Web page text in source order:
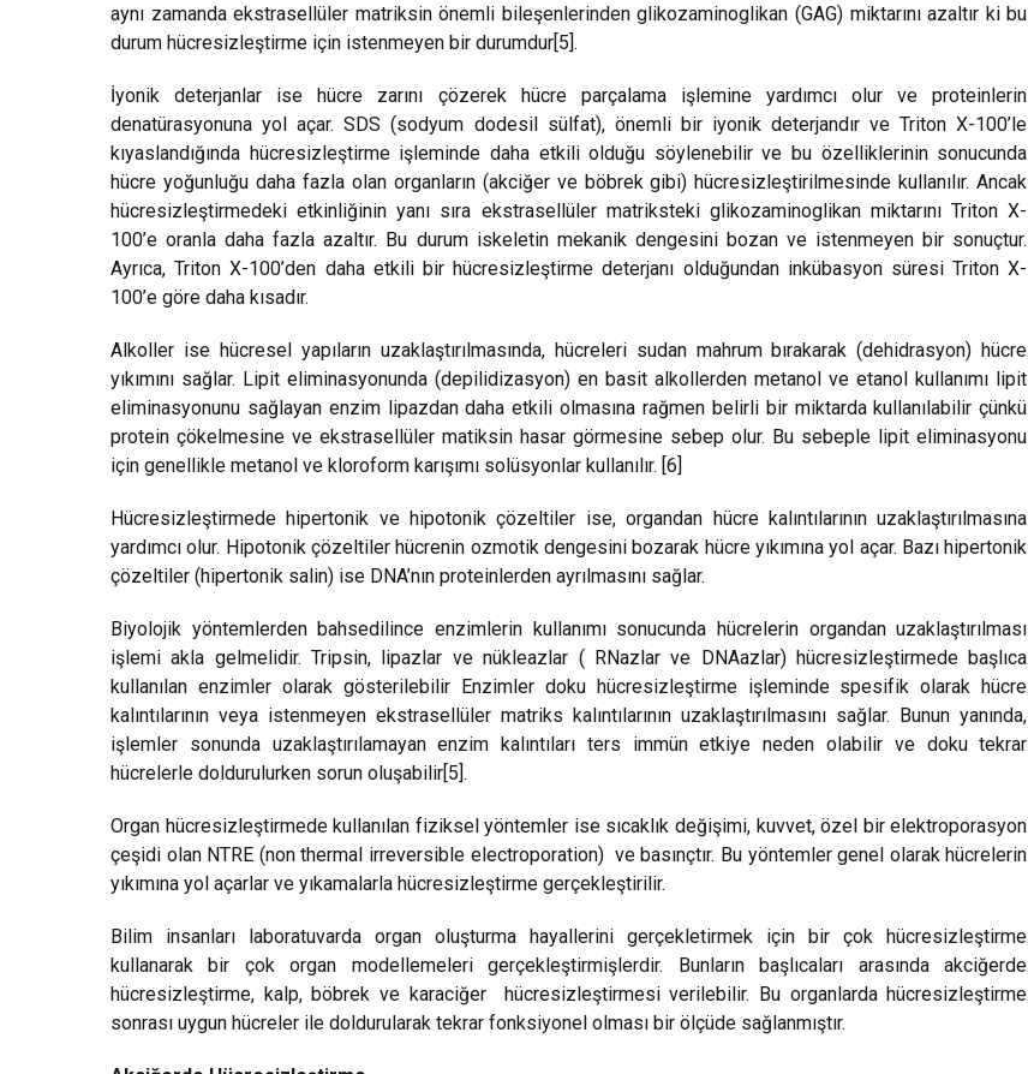
aynı zamanda ekstrasellüler matriksin önemli bileşenlerinden glikozaminoglikan (GAG) miktarını azaltır ki bu
durum hücresizleştirme için istenmeyen bir durumdur[5].
İyonik deterjanlar ise hücre zarını çözerek hücre parçalama işlemine yardımcı olur ve proteinlerin
denatürasyonuna yol açar. SDS (sodyum dodesil sülfat), önemli bir iyonik deterjandır ve Triton X-100’le
kıyaslandığında hücresizleştirme işleminde daha etkili olduğu söylenebilir ve bu özelliklerinin sonucunda
hücre yoğunluğu daha fazla olan organların (akciğer ve böbrek gibi) hücresizleştirilmesinde kullanılır. Ancak
hücresizleştirmedeki etkinliğinin yanı sıra ekstrasellüler matriksteki glikozaminoglikan miktarını Triton X-
100’e oranla daha fazla azaltır. Bu durum iskeletin mekanik dengesini bozan ve istenmeyen bir sonuçtur.
Ayrıca, Triton X-100’den daha etkili bir hücresizleştirme deterjanı olduğundan inkübasyon süresi Triton X-
100’e göre daha kısadır.
Alkoller ise hücresel yapıların uzaklaştırılmasında, hücreleri sudan mahrum bırakarak (dehidrasyon) hücre
yıkımını sağlar. Lipit eliminasyonunda (depilidizasyon) en basit alkollerden metanol ve etanol kullanımı lipit
eliminasyonunu sağlayan enzim lipazdan daha etkili olmasına rağmen belirli bir miktarda kullanılabilir çünkü
protein çökelmesine ve ekstrasellüler matiksin hasar görmesine sebep olur. Bu sebeple lipit eliminasyonu
için genellikle metanol ve kloroform karışımı solüsyonlar kullanılır. [6]
Hücresizleştirmede hipertonik ve hipotonik çözeltiler ise, organdan hücre kalıntılarının uzaklaştırılmasına
yardımcı olur. Hipotonik çözeltiler hücrenin ozmotik dengesini bozarak hücre yıkımına yol açar. Bazı hipertonik
çözeltiler (hipertonik salin) ise DNA’nın proteinlerden ayrılmasını sağlar.
Biyolojik yöntemlerden bahsedilince enzimlerin kullanımı sonucunda hücrelerin organdan uzaklaştırılması
işlemi akla gelmelidir. Tripsin, lipazlar ve nükleazlar ( RNazlar ve DNAazlar) hücresizleştirmede başlıca
kullanılan enzimler olarak gösterilebilir Enzimler doku hücresizleştirme işleminde spesifik olarak hücre
kalıntılarının veya istenmeyen ekstrasellüler matriks kalıntılarının uzaklaştırılmasını sağlar. Bunun yanında,
işlemler sonunda uzaklaştırılamayan enzim kalıntıları ters immün etkiye neden olabilir ve doku tekrar
hücrelerle doldurulurken sorun oluşabilir[5].
Organ hücresizleştirmede kullanılan fiziksel yöntemler ise sıcaklık değişimi, kuvvet, özel bir elektroporasyon
çeşidi olan NTRE (non thermal irreversible electroporation) ve basınçtır. Bu yöntemler genel olarak hücrelerin
yıkımına yol açarlar ve yıkamalarla hücresizleştirme gerçekleştirilir.
Bilim insanları laboratuvarda organ oluşturma hayallerini gerçekletirmek için bir çok hücresizleştirme
kullanarak bir çok organ modellemeleri gerçekleştirmişlerdir. Bunların başlıcaları arasında akciğerde
hücresizleştirme, kalp, böbrek ve karaciğer hücresizleştirmesi verilebilir. Bu organlarda hücresizleştirme
sonrası uygun hücreler ile doldurularak tekrar fonksiyonel olması bir ölçüde sağlanmıştır.